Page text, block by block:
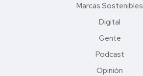
Marcas Sostenibles
Digital
Gente
Podcast
Opinión